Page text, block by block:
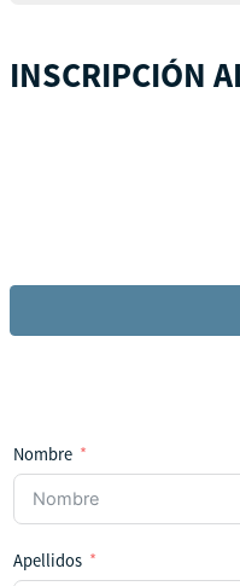
INSCRIPCIÓN
Nombre
Apellidos